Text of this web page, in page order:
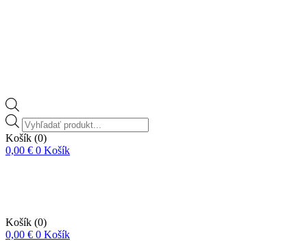
Vyhľadávanie
produktov
Košík (0)
0,00 € 0 Košík
Košík (0)
0,00 € 0 Košík